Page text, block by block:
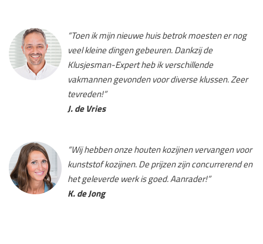
“Toen ik mijn nieuwe huis betrok moesten er nog
veel kleine dingen gebeuren. Dankzij de
Klusjesman-Expert heb ik verschillende
vakmannen gevonden voor diverse klussen. Zeer
tevreden!”
J. de Vries
“Wij hebben onze houten kozijnen vervangen voor
kunststof kozijnen. De prijzen zijn concurrerend en
het geleverde werk is goed. Aanrader!”
K. de Jong